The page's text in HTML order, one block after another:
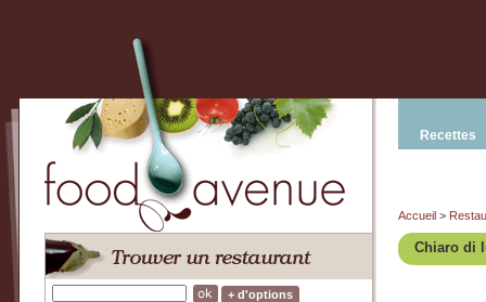
+ d'options
Recettes
Accueil >
Chiaro di